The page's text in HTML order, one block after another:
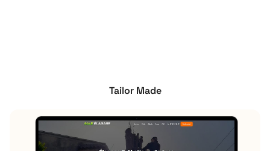
Tailor Made